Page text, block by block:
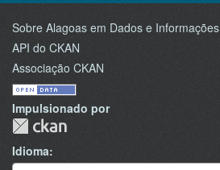
Sobre Alagoas em Dados e Informações
API do CKAN
Associação CKAN
Impulsionado por
Idioma